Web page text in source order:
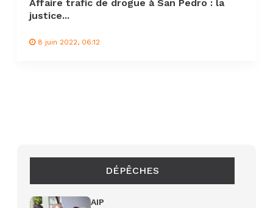
Affaire trafic de drogue à San Pedro : la
justice...
8 juin 2022, 06:12
DÉPÊCHES
AIP